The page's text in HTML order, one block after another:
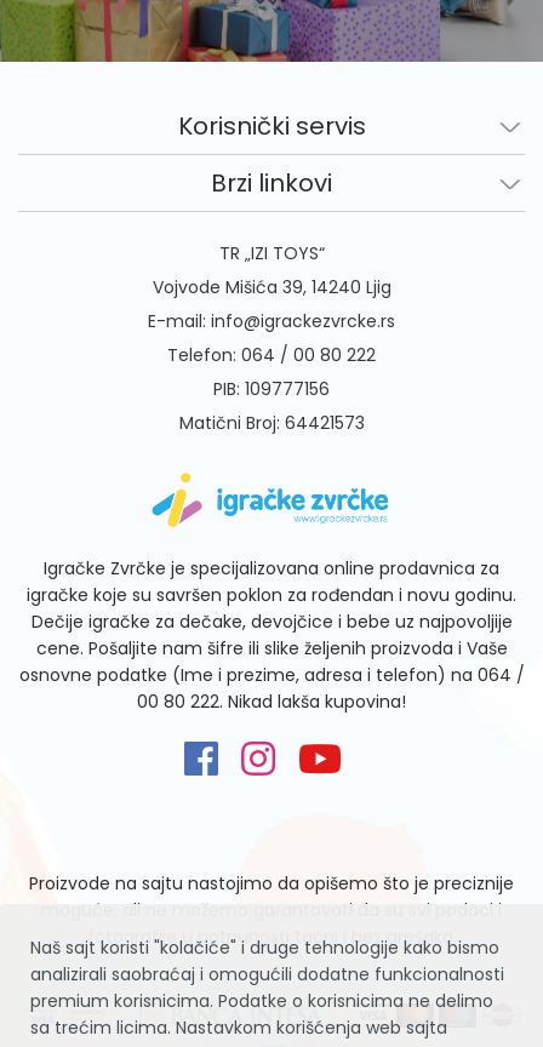
Naš sajt koristi "kolačiće" i druge tehnologije kako bismo
analizirali saobraćaj i omogućili dodatne funkcionalnosti
premium korisnicima. Podatke o korisnicima ne delimo
sa trećim licima. Nastavkom korišćenja web sajta
Korisnički servis
Brzi linkovi
TR „IZI TOYS“
Vojvode Mišića 39, 14240 Ljig
E-mail: info@igrackezvrcke.rs
Telefon: 064 / 00 80 222
PIB: 109777156
Matični Broj: 64421573
Igračke Zvrčke je specijalizovana online prodavnica za
igračke koje su savršen poklon za rođendan i novu godinu.
Dečije igračke za dečake, devojčice i bebe uz najpovoljije
cene. Pošaljite nam šifre ili slike željenih proizvoda i Vaše
osnovne podatke (Ime i prezime, adresa i telefon) na 064 /
00 80 222. Nikad lakša kupovina!
Proizvode na sajtu nastojimo da opišemo što je preciznije
moguće, ali ne možemo garantovati da su svi podaci i
fotografije u potpunosti tačni i bez grešaka.